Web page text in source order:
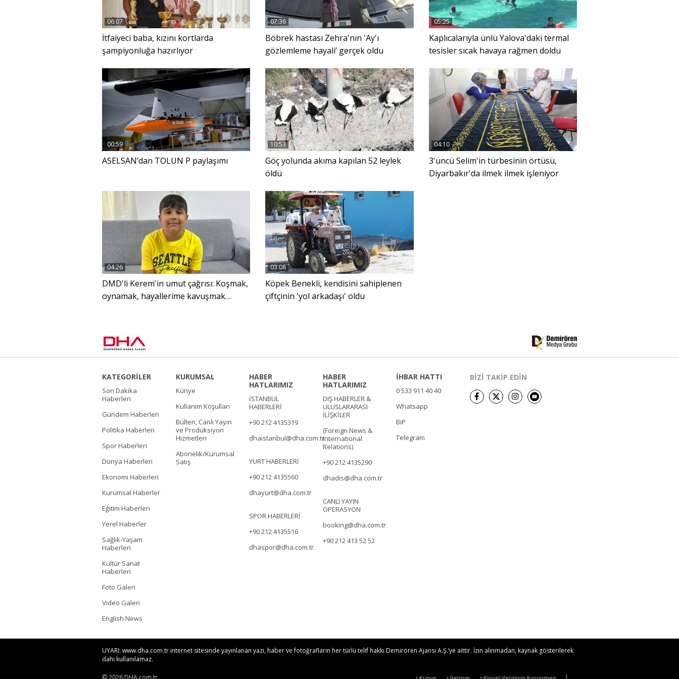
06:07
İtfaiyeci baba, kızını kortlarda
şampiyonluğa hazırlıyor
07:36
Böbrek hastası Zehra'nın 'Ay'ı
gözlemleme hayali’ gerçek oldu
05:25
Kaplıcalarıyla ünlü Yalova'daki termal
tesisler sıcak havaya rağmen doldu
00:59
ASELSAN’dan TOLUN P paylaşımı
10:53
Göç yolunda akıma kapılan 52 leylek
öldü
04:10
3'üncü Selim'in türbesinin örtüsü,
Diyarbakır'da ilmek ilmek işleniyor
04:26
DMD'li Kerem'in umut çağrısı: Koşmak,
oynamak, hayallerime kavuşmak
03:08
Köpek Benekli, kendisini sahiplenen
çiftçinin 'yol arkadaşı' oldu
KATEGORİLER
Son Dakika
Haberleri
Gündem Haberleri
Politika Haberleri
Spor Haberleri
Dünya Haberleri
Ekonomi Haberleri
Kurumsal Haberler
Eğitim Haberleri
Yerel Haberler
Sağlık-Yaşam
Haberleri
Kültür Sanat
Haberleri
Foto Galeri
Video Galeri
English News
KURUMSAL
Künye
Kullanım Koşulları
Bülten, Canlı Yayın
ve Prodüksiyon
Hizmetleri
Abonelik/Kurumsal
Satış
HABER
HATLARIMIZ
İSTANBUL
HABERLERİ
+90 212 4135319
dhaistanbul@dha.com.tr
YURT HABERLERİ
+90 212 4135560
dhayurt@dha.com.tr
SPOR HABERLERİ
+90 212 4135516
dhaspor@dha.com.tr
HABER
HATLARIMIZ
DIŞ HABERLER &
ULUSLARARASI
İLİŞKİLER
(Foreign News &
International
Relations)
+90 212 4135290
dhadis@dha.com.tr
CANLI YAYIN
OPERASYON
booking@dha.com.tr
+90 212 413 52 52
İHBAR HATTI
0 533 911 40 40
Whatsapp
BiP
Telegram
BİZİ TAKİP EDİN
UYARI: www.dha.com.tr internet sitesinde yayınlanan yazı, haber ve fotoğrafların her türlü telif hakkı Demirören Ajansı A.Ş.’ye aittir. İzin alınmadan, kaynak gösterilerek
dahi kullanılamaz.